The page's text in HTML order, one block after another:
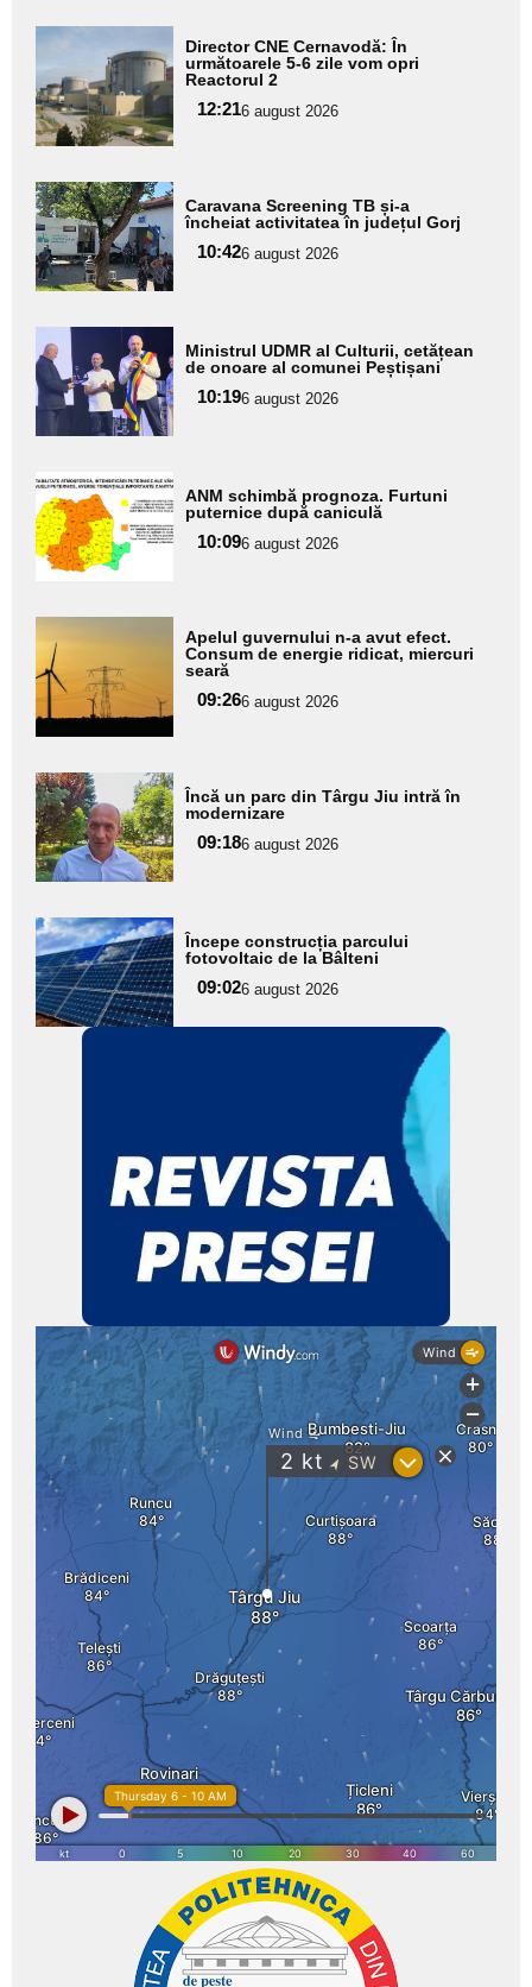
Adaugă
aici textul
pentru
subtitlu
Director CNE Cernavodă: În
următoarele 5-6 zile vom opri
Reactorul 2
12:216 august 2026
Adaugă
aici textul
pentru
subtitlu
Caravana Screening TB și-a
încheiat activitatea în județul Gorj
10:426 august 2026
Adaugă
aici textul
pentru
subtitlu
Ministrul UDMR al Culturii, cetățean
de onoare al comunei Peștișani
10:196 august 2026
Adaugă
aici textul
pentru
subtitlu
ANM schimbă prognoza. Furtuni
puternice după caniculă
10:096 august 2026
Adaugă
aici textul
pentru
subtitlu
Apelul guvernului n-a avut efect.
Consum de energie ridicat, miercuri
seară
09:266 august 2026
Adaugă
aici textul
pentru
subtitlu
Încă un parc din Târgu Jiu intră în
modernizare
09:186 august 2026
Adaugă
aici textul
pentru
subtitlu
Începe construcția parcului
fotovoltaic de la Bâlteni
09:026 august 2026